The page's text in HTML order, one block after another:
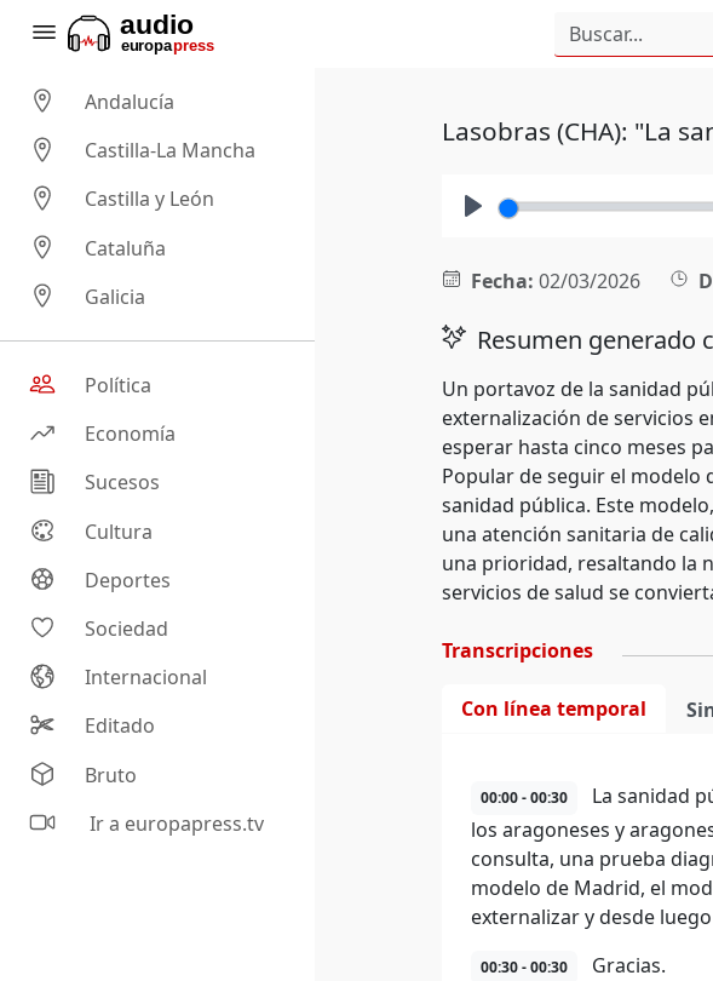
Andalucía
Castilla-La Mancha
Castilla y León
Cataluña
Galicia
Política
Economía
Sucesos
Cultura
Deportes
Sociedad
Internacional
Editado
Bruto
Ir a europapress.tv
Lasobras (CHA): "La
Fecha: 02/03/2026
Resumen generado
Un portavoz de la sanidad
externalización de servicios
esperar hasta cinco meses
Popular de seguir el modelo
sanidad pública. Este
una atención sanitaria de
una prioridad, resaltando la
servicios de salud se
Transcripciones
Con línea temporal
00:00 - 00:30
La sanidad
los aragoneses y
consulta, una prueba
modelo de Madrid, el
externalizar y desde
00:30 - 00:30 Gracias.